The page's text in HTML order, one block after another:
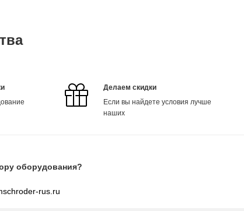
Делаем скидки
Если вы найдете условия лучше
наших
оборудования?
rus.ru